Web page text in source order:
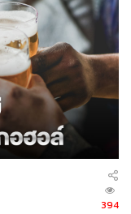
งเชื่อมต่อกับชั้น 3
ๆ ไม่มีอะไร แต่
ล็กๆ หลายๆ ช่อง
ะทำให้ห้องดูมี
ทั้ง 6 ห้อง แต่ละ
ออกไป และทุกๆ
อง เรามองว่าการ
มพิเศษ เหมือน
ข้ามาใช้ชีวิตอยู่
394